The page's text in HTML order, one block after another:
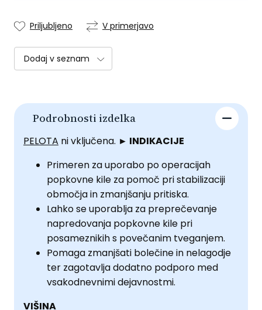
Priljubljeno V primerjavo
Dodaj v seznam
Podrobnosti izdelka
PELOTA ni vključena. ► INDIKACIJE
Primeren za uporabo po operacijah
popkovne kile za pomoč pri stabilizaciji
območja in zmanjšanju pritiska.
Lahko se uporablja za preprečevanje
napredovanja popkovne kile pri
posameznikih s povečanim tveganjem.
Pomaga zmanjšati bolečine in nelagodje
ter zagotavlja dodatno podporo med
vsakodnevnimi dejavnostmi.
VIŠINA